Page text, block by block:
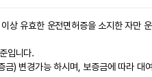
상 유효한 운전면허증을 소지한 자만
입니다.
금) 변경가능 하시며, 보증금에 따라 대